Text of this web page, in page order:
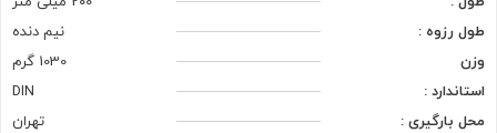
طول رزوه :
نیم دنده
وزن
1030 گرم
استاندارد :
DIN
محل بارگیری :
تهران